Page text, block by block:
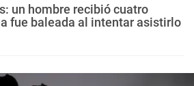
un hombre recibió cuatro
fue baleada al intentar asistirlo